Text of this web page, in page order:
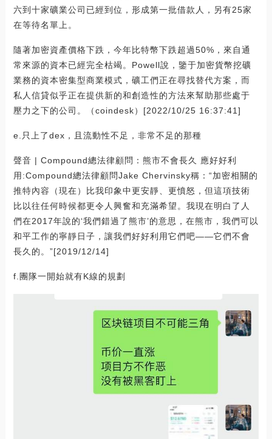
六到十家礦業公司已經到位，形成第一批借款人，另有25家
在等待名單上。
隨著加密資產價格下跌，今年比特幣下跌超過50%，來自通
常來源的資本已經完全枯竭。Powell說，鑒于加密貨幣挖礦
業務的資本密集型商業模式，礦工們正在尋找替代方案，而
私人信貸似乎正在提供新的和創造性的方法來幫助那些處于
壓力之下的公司。（coindesk）[2022/10/25 16:37:41]
e.只上了dex，且流動性不足，非常不足的那種
聲音 | Compound總法律顧問：熊市不會長久 應好好利
用:Compound總法律顧問Jake Chervinsky稱：“加密相關的
推特內容（現在）比我印象中更安靜、更憤怒，但這項技術
比以往任何時候都更令人興奮和充滿希望。我現在明白了人
們在2017年說的‘我們錯過了熊市’的意思，在熊市，我們可以
和平工作的寧靜日子，讓我們好好利用它們吧——它們不會
長久的。”[2019/12/14]
f.團隊一開始就有K線的規劃